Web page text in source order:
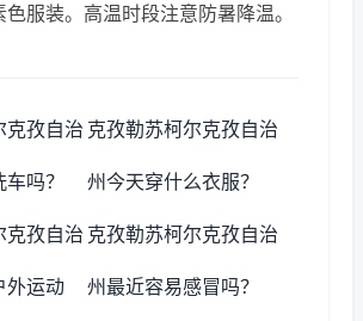
服装。高温时段注意防暑降温。
克孜自治
吗？
克孜勒苏柯尔克孜自治
州今天穿什么衣服？
克孜自治
外运动
克孜勒苏柯尔克孜自治
州最近容易感冒吗？